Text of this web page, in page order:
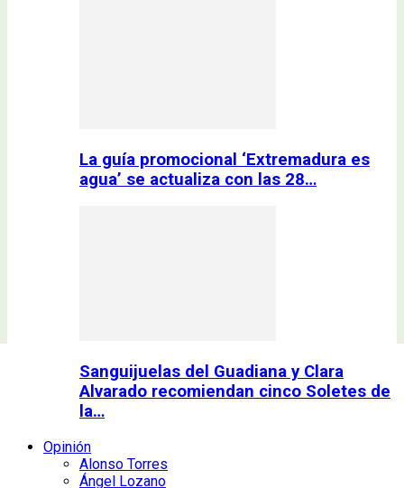
La guía promocional ‘Extremadura es
agua’ se actualiza con las 28…
Sanguijuelas del Guadiana y Clara
Alvarado recomiendan cinco Soletes de
la…
Opinión
Alonso Torres
Ángel Lozano